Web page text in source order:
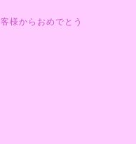
様からおめでとう